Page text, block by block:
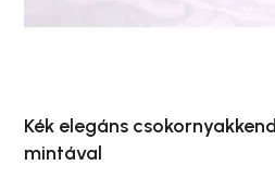
Kék elegáns
mintával